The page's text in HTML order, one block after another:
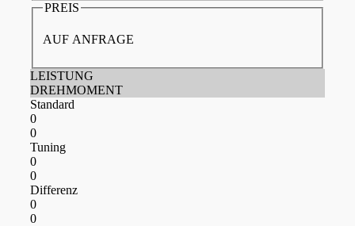
PREIS
AUF ANFRAGE
LEISTUNG
DREHMOMENT
Standard
0
0
Tuning
0
0
Differenz
0
0